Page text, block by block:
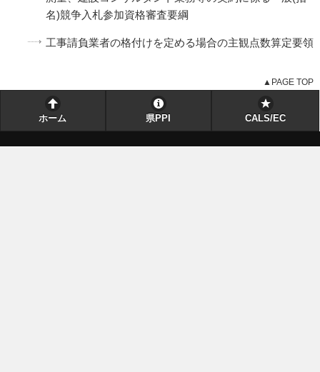
名)競争入札参加資格審査要綱
工事請負業者の格付けを定める場合の主観点数算定要領
▲PAGE TOP
ホーム 県PPI CALS/EC